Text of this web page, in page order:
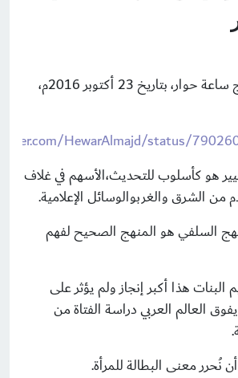
المصدر: تويتر برنامج ساعة حوار، بتاريخ 23 أكتوبر 2016م،
HewarAlmajd/status/
هو كأسلوب للتحديث،الأسهم في غلاف
من الشرق والغربوالوسائل الإعلامية.
السلفي هو المنهج الصحيح لفهم
البنات هذا أكبر إنجاز ولم يؤثر على
العالم العربي دراسة الفتاة من